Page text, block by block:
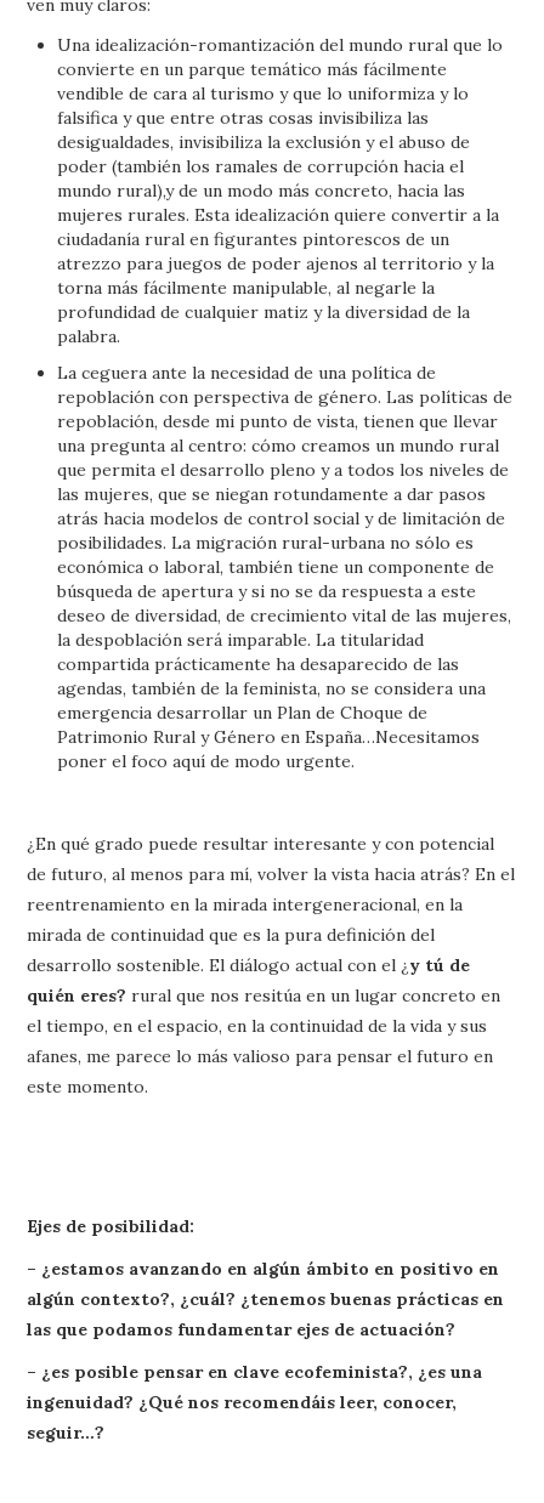
Una idealización-romantización del mundo rural que lo
convierte en un parque temático más fácilmente
vendible de cara al turismo y que lo uniformiza y lo
falsifica y que entre otras cosas invisibiliza las
desigualdades, invisibiliza la exclusión y el abuso de
poder (también los ramales de corrupción hacia el
mundo rural),y de un modo más concreto, hacia las
mujeres rurales. Esta idealización quiere convertir a la
ciudadanía rural en figurantes pintorescos de un
atrezzo para juegos de poder ajenos al territorio y la
torna más fácilmente manipulable, al negarle la
profundidad de cualquier matiz y la diversidad de la
palabra.
La ceguera ante la necesidad de una política de
repoblación con perspectiva de género. Las políticas de
repoblación, desde mi punto de vista, tienen que llevar
una pregunta al centro: cómo creamos un mundo rural
que permita el desarrollo pleno y a todos los niveles de
las mujeres, que se niegan rotundamente a dar pasos
atrás hacia modelos de control social y de limitación de
posibilidades. La migración rural-urbana no sólo es
económica o laboral, también tiene un componente de
búsqueda de apertura y si no se da respuesta a este
deseo de diversidad, de crecimiento vital de las mujeres,
la despoblación será imparable. La titularidad
compartida prácticamente ha desaparecido de las
agendas, también de la feminista, no se considera una
emergencia desarrollar un Plan de Choque de
Patrimonio Rural y Género en España…Necesitamos
poner el foco aquí de modo urgente.
¿En qué grado puede resultar interesante y con potencial
de futuro, al menos para mí, volver la vista hacia atrás? En el
reentrenamiento en la mirada intergeneracional, en la
mirada de continuidad que es la pura definición del
desarrollo sostenible. El diálogo actual con el ¿y tú de
quién eres? rural que nos resitúa en un lugar concreto en
el tiempo, en el espacio, en la continuidad de la vida y sus
afanes, me parece lo más valioso para pensar el futuro en
este momento.
Ejes de posibilidad:
– ¿estamos avanzando en algún ámbito en positivo en
algún contexto?, ¿cuál? ¿tenemos buenas prácticas en
las que podamos fundamentar ejes de actuación?
– ¿es posible pensar en clave ecofeminista?, ¿es una
ingenuidad? ¿Qué nos recomendáis leer, conocer,
seguir…?